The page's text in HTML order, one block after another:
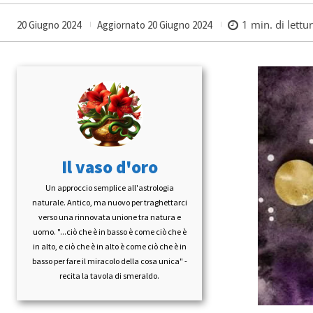
20 Giugno 2024 Aggiornato 20 Giugno 2024 1 min. di
Il vaso d'oro
Un approccio semplice all'astrologia
naturale. Antico, ma nuovo per traghettarci
verso una rinnovata unione tra natura e
uomo. "...ciò che è in basso è come ciò che è
in alto, e ciò che è in alto è come ciò che è in
basso per fare il miracolo della cosa unica" -
recita la tavola di smeraldo.